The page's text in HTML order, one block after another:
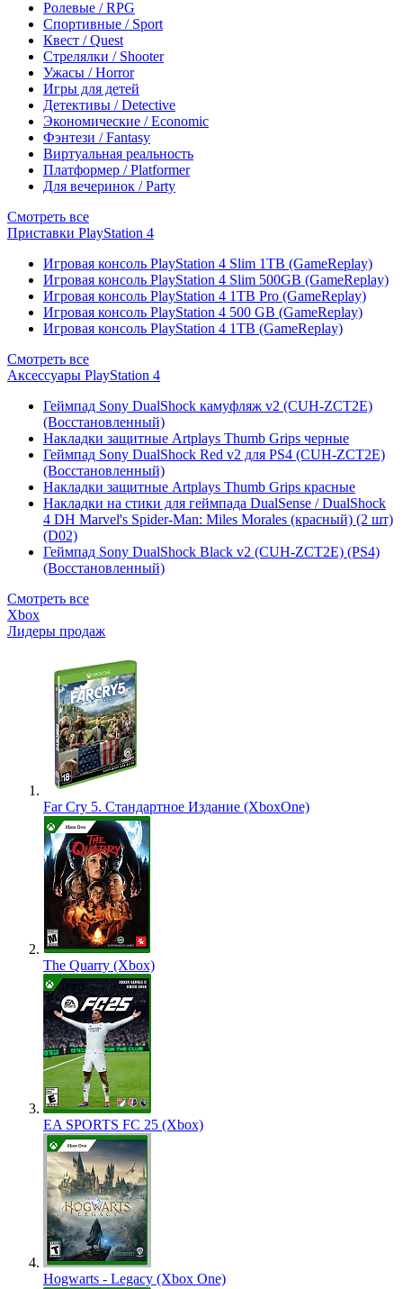
Ролевые / RPG
Спортивные / Sport
Квест / Quest
Стрелялки / Shooter
Ужасы / Horror
Игры для детей
Детективы / Detective
Экономические / Economic
Фэнтези / Fantasy
Виртуальная реальность
Платформер / Platformer
Для вечеринок / Party
Смотреть все
Приставки PlayStation 4
Игровая консоль PlayStation 4 Slim 1TB (GameReplay)
Игровая консоль PlayStation 4 Slim 500GB (GameReplay)
Игровая консоль PlayStation 4 1TB Pro (GameReplay)
Игровая консоль PlayStation 4 500 GB (GameReplay)
Игровая консоль PlayStation 4 1TB (GameReplay)
Смотреть все
Аксессуары PlayStation 4
Геймпад Sony DualShock камуфляж v2 (CUH-ZCT2E)
(Восстановленный)
Накладки защитные Artplays Thumb Grips черные
Геймпад Sony DualShock Red v2 для PS4 (CUH-ZCT2E)
(Восстановленный)
Накладки защитные Artplays Thumb Grips красные
Накладки на стики для геймпада DualSense / DualShock
4 DH Marvel's Spider-Man: Miles Morales (красный) (2 шт)
(D02)
Геймпад Sony DualShock Black v2 (CUH-ZCT2E) (PS4)
(Восстановленный)
Смотреть все
Xbox
Лидеры продаж
Far Cry 5. Стандартное Издание (XboxOne)
The Quarry (Xbox)
EA SPORTS FC 25 (Xbox)
Hogwarts - Legacy (Xbox One)